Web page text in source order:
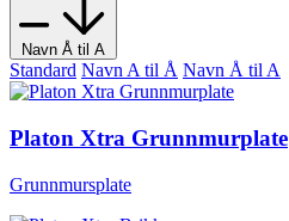
Navn Å til A
Standard Navn A til Å Navn Å til A
Platon Xtra Grunnmurplate
Grunnmursplate